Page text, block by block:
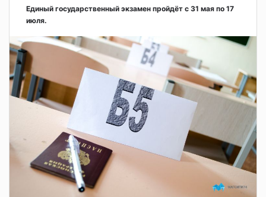
Единый государственный экзамен пройдёт с 31 мая по 17
июля.